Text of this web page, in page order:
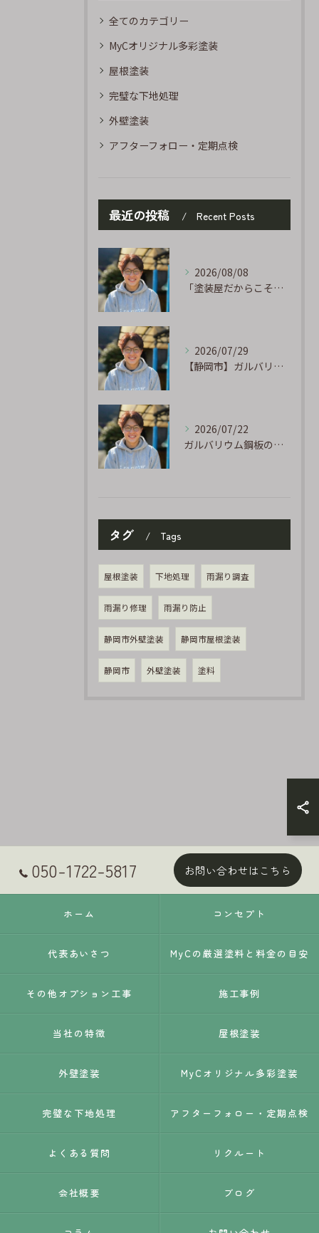
全てのカテゴリー
MyCオリジナル多彩塗装
屋根塗装
完璧な下地処理
外壁塗装
アフターフォロー・定期点検
最近の投稿 Recent Posts
2026/08/08
「塗装屋だからこそ分かる防水の話」〜下地処理が寿命を決める〜
2026/07/29
【静岡市】ガルバリウム外壁のサビ補修｜タッチアップ塗装の手順を職人が解説
2026/07/22
ガルバリウム鋼板の「傷」と「チョーキング」、実は深くつながっています
タグ Tags
屋根塗装 下地処理 雨漏り調査
雨漏り修理 雨漏り防止
静岡市外壁塗装 静岡市屋根塗装
静岡市 外壁塗装 塗料
050-1722-5817 お問い合わせはこちら
ホーム コンセプト
代表あいさつ MyCの厳選塗料と料金の目安
その他オプション工事 施工事例
当社の特徴 屋根塗装
外壁塗装 MyCオリジナル多彩塗装
完璧な下地処理 アフターフォロー・定期点検
よくある質問 リクルート
会社概要 ブログ